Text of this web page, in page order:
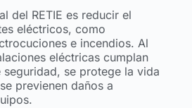
del RETIE es reducir el
eléctricos, como
e incendios. Al
eléctricas cumplan
seguridad, se protege la vida
previenen daños a